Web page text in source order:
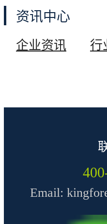
企业数据
门店查询
资讯中心
企业资讯 行
Email: